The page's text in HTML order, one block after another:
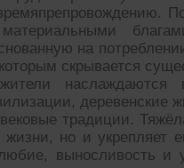
на
скрывается
наслаждаются
деревенские
традиции.
но и укрепляет
выносливость и